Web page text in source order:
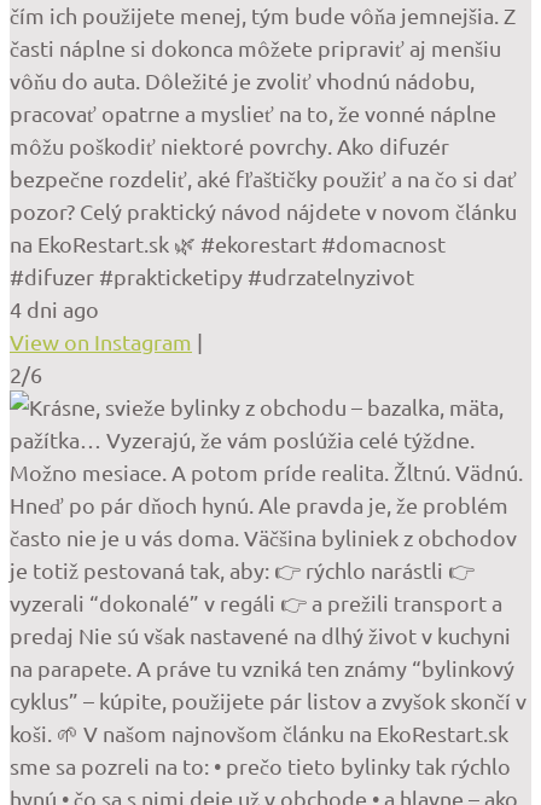
čím ich použijete menej, tým bude vôňa jemnejšia. Z
časti náplne si dokonca môžete pripraviť aj menšiu
vôňu do auta. Dôležité je zvoliť vhodnú nádobu,
pracovať opatrne a myslieť na to, že vonné náplne
môžu poškodiť niektoré povrchy. Ako difuzér
bezpečne rozdeliť, aké fľaštičky použiť a na čo si dať
pozor? Celý praktický návod nájdete v novom článku
na EkoRestart.sk 🌿 #ekorestart #domacnost
#difuzer #prakticketipy #udrzatelnyzivot
4 dni ago
View on Instagram |
2/6